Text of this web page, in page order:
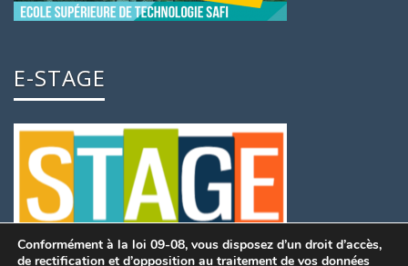
E-STAGE
Conformément à la loi 09-08, vous disposez d’un droit d’accès,
de rectification et d’opposition au traitement de vos données